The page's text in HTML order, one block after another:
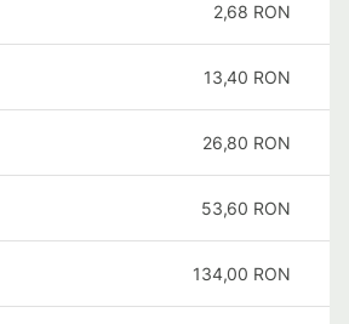
2,68 RON
13,40 RON
26,80 RON
53,60 RON
134,00 RON